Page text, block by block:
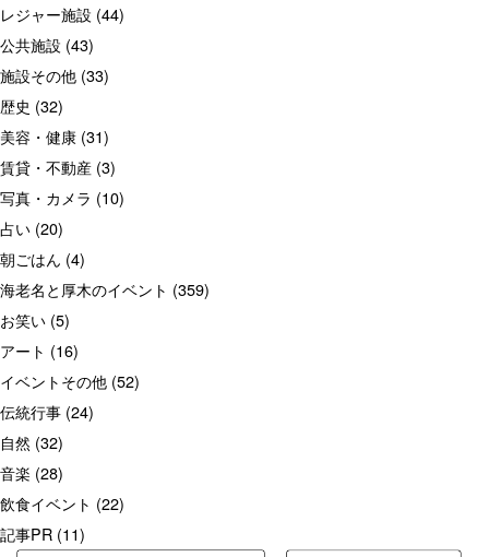
レジャー施設 (44)
公共施設 (43)
施設その他 (33)
歴史 (32)
美容・健康 (31)
賃貸・不動産 (3)
写真・カメラ (10)
占い (20)
朝ごはん (4)
海老名と厚木のイベント (359)
お笑い (5)
アート (16)
イベントその他 (52)
伝統行事 (24)
自然 (32)
音楽 (28)
飲食イベント (22)
記事PR (11)